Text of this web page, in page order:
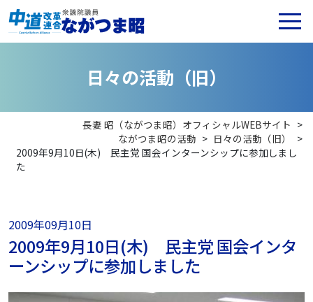
日々の活動 （旧）
長妻 昭（ながつま昭）オフィシャルWEBサイト >
ながつま昭の活動 > 日々の活動（旧）
>
2009年9月10日(木) 民主党 国会インターンシップに参加しまし
た
2009年09月10日
2009年9月10日(木) 民主党 国会インタ
ーンシップに参加しました